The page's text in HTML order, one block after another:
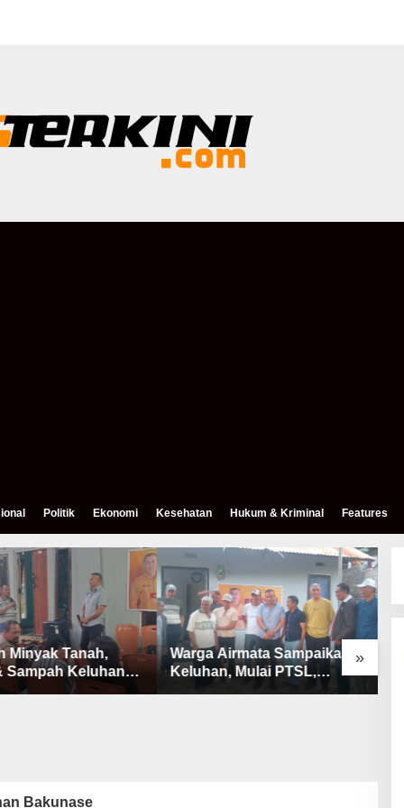
Politik Ekonomi Kesehatan Hukum & Kriminal Features
»
Minyak Tanah,
Sampah Keluhan
Airnona
Warga Airmata Sampaikan
Keluhan, Mulai PTSL,
Ketersediaan Minyak Tanah
Bakunase